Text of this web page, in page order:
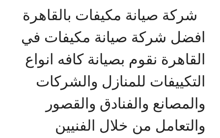
شركة صيانة مكيفات بالقاهرة
افضل شركة صيانة مكيفات في
القاهرة نقوم بصيانة كافه انواع
التكييفات للمنازل والشركات
والمصانع والفنادق والقصور
والتعامل من خلال الفنيين